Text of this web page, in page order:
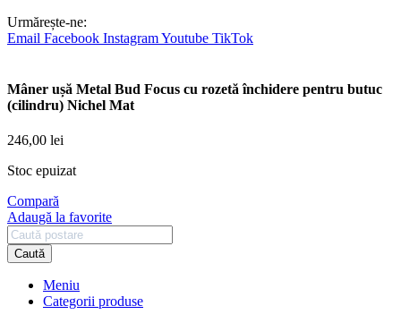
Urmărește-ne:
Email Facebook InstagramYoutube TikTok
Mâner ușă Metal Bud Focus cu rozetă închidere pentru butuc
(cilindru) Nichel Mat
246,00 lei
Stoc epuizat
Compară
Adaugă la favorite
Caută
Meniu
Categorii produse